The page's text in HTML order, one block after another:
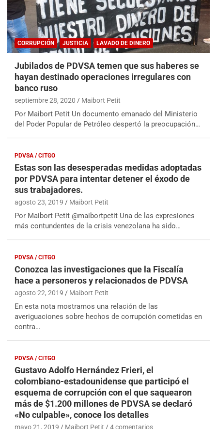
CORRUPCIÓN JUSTICIA LAVADO DE DINERO
Jubilados de PDVSA temen que sus haberes se
hayan destinado operaciones irregulares con
banco ruso
septiembre 28, 2020 Maibort Petit
Por Maibort Petit Un documento emanado del Ministerio
del Poder Popular de Petróleo despertó la preocupación…
PDVSA / CITGO
Estas son las desesperadas medidas adoptadas
por PDVSA para intentar detener el éxodo de
sus trabajadores.
agosto 23, 2019 Maibort Petit
Por Maibort Petit @maibortpetit Una de las expresiones
más contundentes de la crisis venezolana ha sido…
PDVSA / CITGO
Conozca las investigaciones que la Fiscalía
hace a personeros y relacionados de PDVSA
agosto 22, 2019 Maibort Petit
En esta nota mostramos una relación de las
averiguaciones sobre hechos de corrupción cometidas en
contra…
PDVSA / CITGO
Gustavo Adolfo Hernández Frieri, el
colombiano-estadounidense que participó el
esquema de corrupción con el que saquearon
más de $1.200 millones de PDVSA se declaró
«No culpable», conoce los detalles
mayo 21, 2019 Maibort Petit 4 comentarios